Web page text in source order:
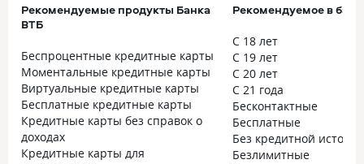
Рекомендуемые продукты Банка
ВТБ
Беспроцентные кредитные карты
Моментальные кредитные карты
Виртуальные кредитные карты
Бесплатные кредитные карты
Кредитные карты без справок о
доходах
Кредитные карты для
Рекомендуемое в
С 18 лет
С 19 лет
С 20 лет
С 21 года
Бесконтактные
Бесплатные
Без кредитной
Безлимитные